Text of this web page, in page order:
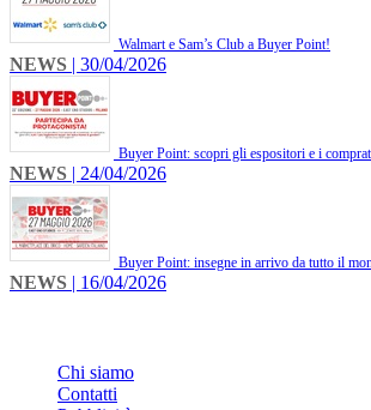
Walmart e Sam’s Club a Buyer Point!
NEWS | 30/04/2026
Buyer Point: scopri gli espositori e i
NEWS | 24/04/2026
Buyer Point: insegne in arrivo da tutto il
NEWS | 16/04/2026
Chi siamo
Contatti